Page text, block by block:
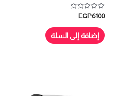
تم
التقييم
من
5
EGP6100
إضافة إلى السلة